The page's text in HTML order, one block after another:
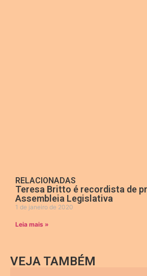
RELACIONADAS
Teresa Britto é recordista de
Assembleia Legislativa
1 de janeiro de 2020
Leia mais »
VEJA TAMBÉM